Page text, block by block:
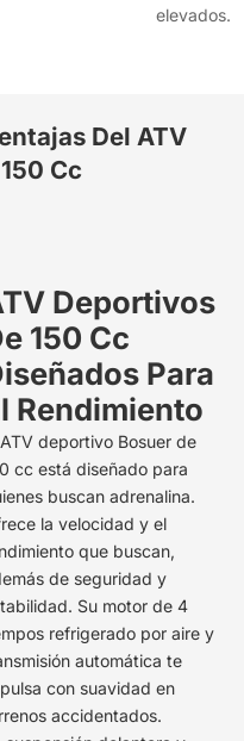
elevados.
Del ATV
Cc
Deportivos
150 Cc
Para
Rendimiento
ATV deportivo Bosuer de
cc está diseñado para
buscan adrenalina.
la velocidad y el
que buscan,
de seguridad y
Su motor de 4
refrigerado por aire y
automática te
con suavidad en
accidentados.